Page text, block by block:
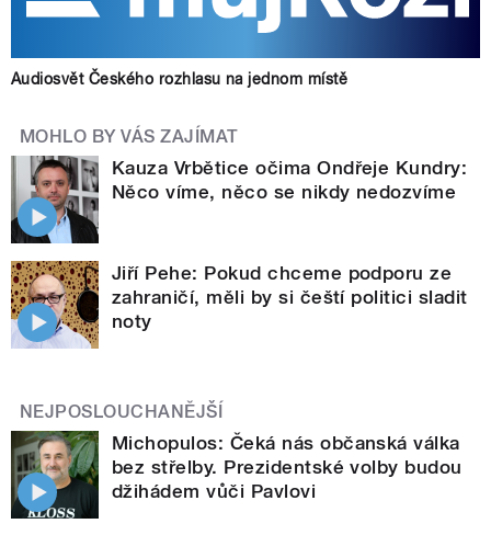
Audiosvět Českého rozhlasu na jednom místě
MOHLO BY VÁS ZAJÍMAT
Kauza Vrbětice očima Ondřeje Kundry:
Něco víme, něco se nikdy nedozvíme
Jiří Pehe: Pokud chceme podporu ze
zahraničí, měli by si čeští politici sladit
noty
NEJPOSLOUCHANĚJŠÍ
Michopulos: Čeká nás občanská válka
bez střelby. Prezidentské volby budou
džihádem vůči Pavlovi